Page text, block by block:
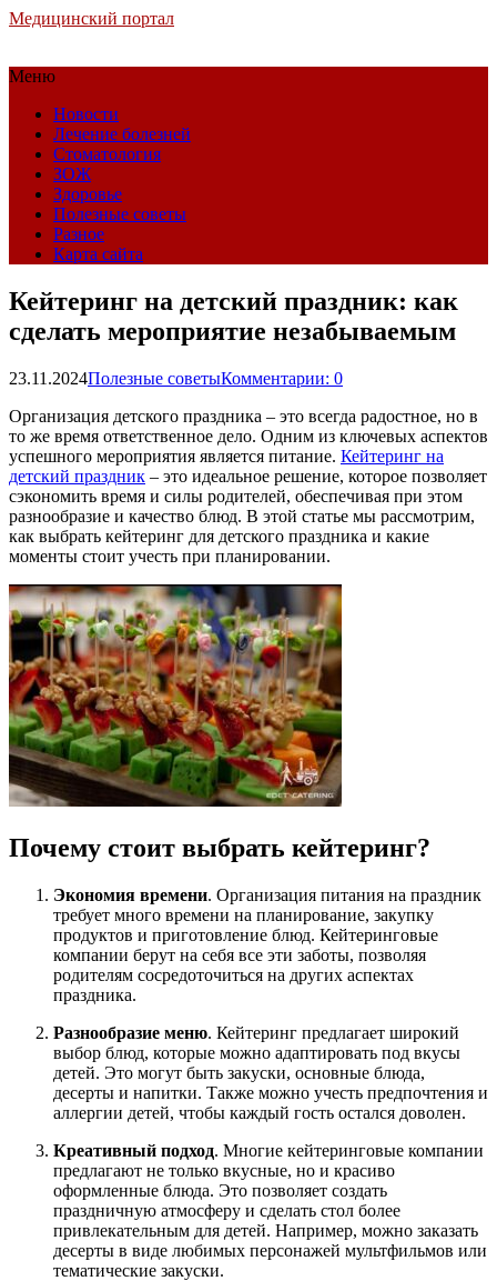
Медицинский портал
Меню
Новости
Лечение болезней
Стоматология
ЗОЖ
Здоровье
Полезные советы
Разное
Карта сайта
Кейтеринг на детский праздник: как
сделать мероприятие незабываемым
23.11.2024Полезные советыКомментарии: 0
Организация детского праздника – это всегда радостное, но в
то же время ответственное дело. Одним из ключевых аспектов
успешного мероприятия является питание. Кейтеринг на
детский праздник – это идеальное решение, которое позволяет
сэкономить время и силы родителей, обеспечивая при этом
разнообразие и качество блюд. В этой статье мы рассмотрим,
как выбрать кейтеринг для детского праздника и какие
моменты стоит учесть при планировании.
Почему стоит выбрать кейтеринг?
Экономия времени. Организация питания на праздник
требует много времени на планирование, закупку
продуктов и приготовление блюд. Кейтеринговые
компании берут на себя все эти заботы, позволяя
родителям сосредоточиться на других аспектах
праздника.
Разнообразие меню. Кейтеринг предлагает широкий
выбор блюд, которые можно адаптировать под вкусы
детей. Это могут быть закуски, основные блюда,
десерты и напитки. Также можно учесть предпочтения и
аллергии детей, чтобы каждый гость остался доволен.
Креативный подход. Многие кейтеринговые компании
предлагают не только вкусные, но и красиво
оформленные блюда. Это позволяет создать
праздничную атмосферу и сделать стол более
привлекательным для детей. Например, можно заказать
десерты в виде любимых персонажей мультфильмов или
тематические закуски.